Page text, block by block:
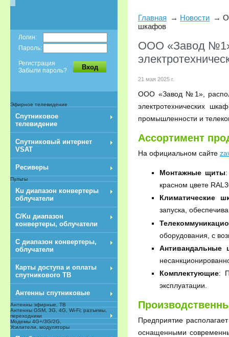
Главная Новости
шкафов
ООО «Завод
21 мая 2025 г.
ООО «Завод №1»,
электротехнических
промышленности и
Ассортимент
На официальном сайте
Монтажные щиты
красном цвете
Климатические
запуска,
оборудования, с
Антивандальные
Комплектующие:
эксплуатации.
Предприятие
оснащенными
Логин:
Пароль:
Регистрация
Забыли пароль?
Вход
Эфирное телевидение
Спутниковое
телевидение
Спутниковый интернет
VSAT
Ресиверы
Пульты
Ku диапазон конвертеры
облучатели
C/Ku диапазон
конвертеры, облучатели
С диапазон конвертеры,
облучатели
Карты доступа и оплаты
спутникового ТВ
Антенны спутниковые
Антенны эфирные, ТВ
Антенны GSM, 3G, 4G, Wi-Fi; разъемы,
переходники
Модемы 4G+/3G/2G,
Усилители, модуляторы